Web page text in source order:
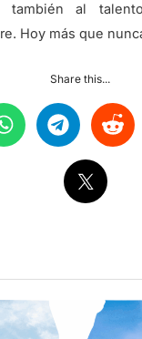
también al
Hoy más que
Share this...